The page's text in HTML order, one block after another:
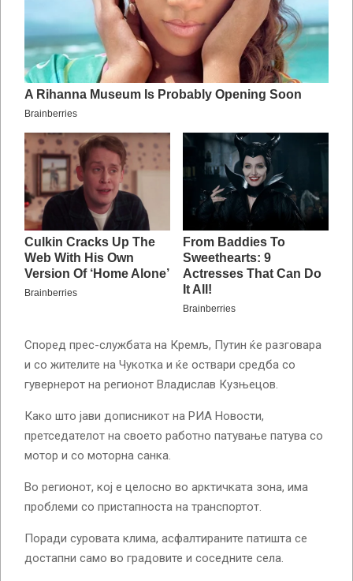
Според прес-службата на Кремљ, Путин ќе разговара
и со жителите на Чукотка и ќе оствари средба со
гувернерот на регионот Владислав Кузњецов.
Како што јави дописникот на РИА Новости,
претседателот на своето работно патување патува со
мотор и со моторна санка.
Во регионот, кој е целосно во арктичката зона, има
проблеми со пристапноста на транспортот.
Поради суровата клима, асфалтираните патишта се
достапни само во градовите и соседните села.